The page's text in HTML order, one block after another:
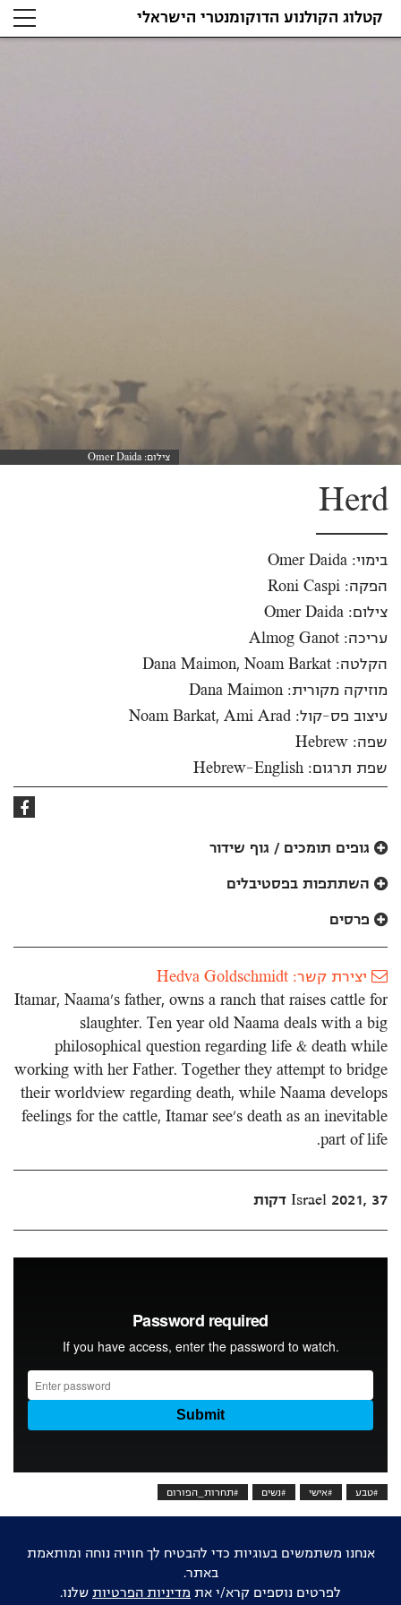
קטלוג הקולנוע הדוקומנטרי הישראלי
צילום: Omer Daida
Herd
בימוי: Omer Daida
הפקה: Roni Caspi
צילום: Omer Daida
עריכה: Almog Ganot
הקלטה: Dana Maimon, Noam Barkat
מוזיקה מקורית: Dana Maimon
עיצוב פס-קול: Noam Barkat, Ami Arad
שפה: Hebrew
שפת תרגום: Hebrew-English
קישור
גופים תומכים / גוף שידור
השתתפות בפסטיבלים
פרסים
יצירת קשר: Hedva Goldschmidt
Itamar, Naama’s father, owns a ranch that raises cattle for
slaughter. Ten year old Naama deals with a big
philosophical question regarding life & death while
working with her Father. Together they attempt to bridge
their worldview regarding death, while Naama develops
feelings for the cattle, Itamar see’s death as an inevitable
part of life.
Israel 2021, 37 דקות
#טבע #אישי #נשים #תחרות_הפורום
אוהבים דוקו ישראלי?
הישארו מעודכנים